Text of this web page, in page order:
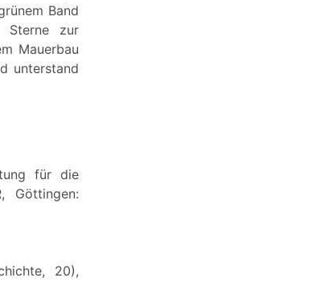
Band
Sterne zur
Mauerbau
unterstand
für die
Göttingen:
20),